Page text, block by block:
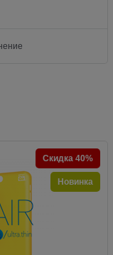
Скидка 40%
Новинка